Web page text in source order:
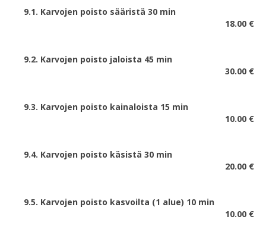
9.1. Karvojen poisto sääristä 30 min
18.00 €
9.2. Karvojen poisto jaloista 45 min
30.00 €
9.3. Karvojen poisto kainaloista 15 min
10.00 €
9.4. Karvojen poisto käsistä 30 min
20.00 €
9.5. Karvojen poisto kasvoilta (1 alue) 10 min
10.00 €